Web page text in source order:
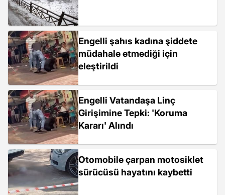
Engelli şahıs kadına şiddete
müdahale etmediği için
eleştirildi
Engelli Vatandaşa Linç
Girişimine Tepki: 'Koruma
Kararı' Alındı
Otomobile çarpan motosiklet
sürücüsü hayatını kaybetti